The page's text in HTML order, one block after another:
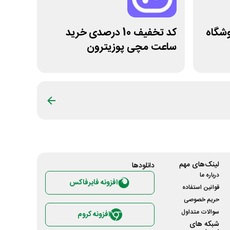
فروشگاه
کد تخفیف 10 درصدی خرید
ساعت مچی پوزیترون
لینک‌های مهم
درباره ما
قوانین استفاده
حریم خصوصی
سوالات متداول
شبکه های
دانلود‌ها
افزونه فایرفاکس
افزونه کروم